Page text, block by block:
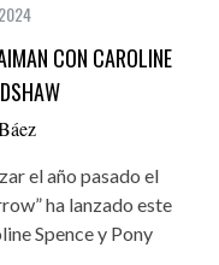
CON CAROLINE
el año pasado el
ha lanzado este
Spence y Pony